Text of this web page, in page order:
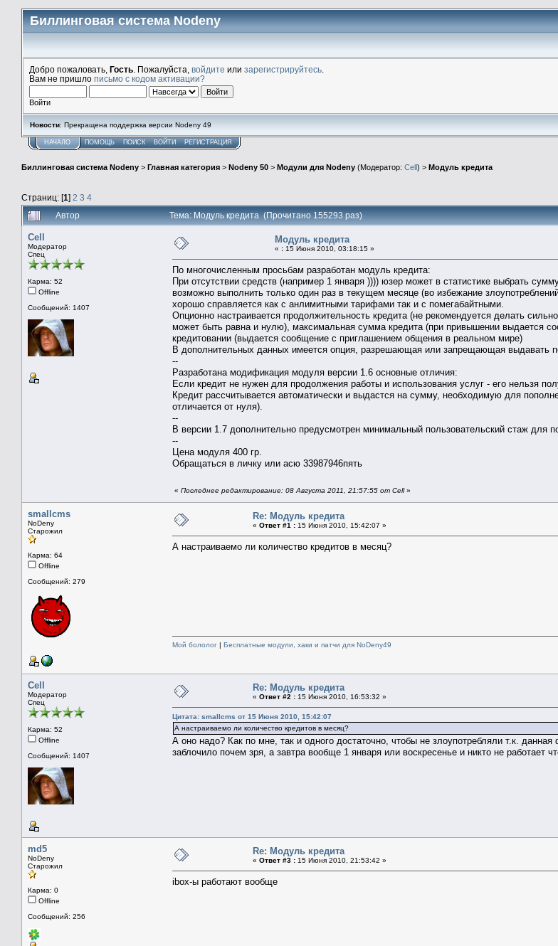
Биллинговая система Nodeny
Добро пожаловать, Гость . Пожалуйста, войдите или зарегистрируйтесь
Вам не пришло письмо с кодом активации?
Войти
Новости: Прекращена поддержка версии Nodeny 49
НАЧАЛО ПОМОЩЬ ПОИСК ВОЙТИ РЕГИСТРАЦИЯ
Биллинговая система Nodeny > Главная категория > Nodeny 50 > Модули для Nodeny (Модератор: Cell ) > Модуль кредита
Страниц: [1] 2 3 4
Автор Тема: Модуль кредита (Прочитано 155293 раз)
Cell
Модератор
Спец
Карма: 52
Offline
Сообщений: 1407
Модуль кредита
« : 15 Июня 2010, 03:18:15 »
По многочисленным просьбам разработан модуль кредита:
При отсутствии средств (например 1 января )))) юзер может в статистике выбрать
возможно выполнить только один раз в текущем месяце (во избежание
хорошо справляется как с анлимитными тарифами так и с помегабайтными.
Опционно настраивается продолжительность кредита (не рекомендуется делать
может быть равна и нулю), максимальная сумма кредита (при привышении выдается
кредитовании (выдается сообщение с приглашением общения в реальном мире)
В дополнительных данных имеется опция, разрешающая или запрещающая выдавать
--
Разработана модификация модуля версии 1.6 основные отличия:
Если кредит не нужен для продолжения работы и использования услуг - его нельзя
Кредит рассчитывается автоматически и выдастся на сумму, необходимую для
отличается от нуля).
--
В версии 1.7 дополнительно предусмотрен минимальный пользовательский стаж для
--
Цена модуля 400 гр.
Обращаться в личку или асю 33987946пять
« Последнее редактирование: 08 Августа 2011, 21:57:55 от Cell»
smallcms
NoDeny
Старожил
Карма: 64
Offline
Сообщений: 279
Re: Модуль кредита
« Ответ #1 : 15 Июня 2010, 15:42:07 »
А настраиваемо ли количество кредитов в месяц?
Мой бололог | Бесплатные модули, хаки и патчи для NoDeny49
Cell
Модератор
Спец
Карма: 52
Offline
Сообщений: 1407
Re: Модуль кредита
« Ответ #2 : 15 Июня 2010, 16:53:32 »
Цитата: smallcms от 15 Июня 2010, 15:42:07
А настраиваемо ли количество кредитов в месяц?
А оно надо? Как по мне, так и одного достаточно, чтобы не злоупотребляли т.к.
заблочило почем зря, а завтра вообще 1 января или воскресенье и никто не работает
md5
NoDeny
Старожил
Карма: 0
Offline
Сообщений: 256
Re: Модуль кредита
« Ответ #3 : 15 Июня 2010, 21:53:42 »
ibox-ы работают вообще